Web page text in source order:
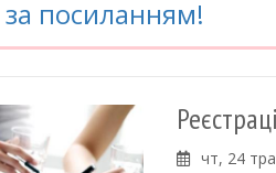
посиланням!
чт, 24